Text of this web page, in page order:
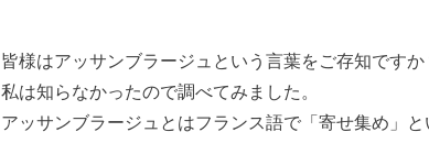
皆様はアッサンブラージュという言葉をご存知ですか
私は知らなかったので調べてみました。
アッサンブラージュとはフランス語で「寄せ集め」と